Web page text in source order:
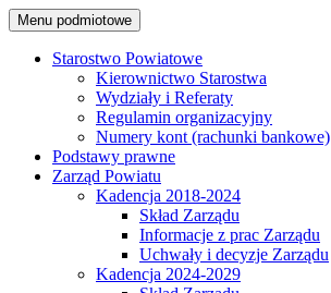
Menu podmiotowe
Starostwo Powiatowe
Kierownictwo Starostwa
Wydziały i Referaty
Regulamin organizacyjny
Numery kont (rachunki bankowe)
Podstawy prawne
Zarząd Powiatu
Kadencja 2018-2024
Skład Zarządu
Informacje z prac Zarządu
Uchwały i decyzje Zarządu
Kadencja 2024-2029